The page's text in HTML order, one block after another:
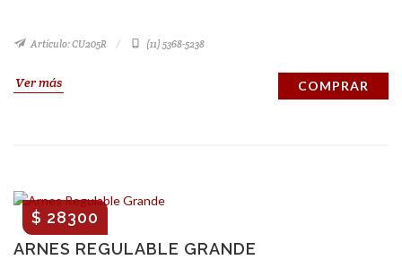
Artículo: CU205R (11) 5368-5238
Ver más COMPRAR
ARNES REGULABLE GRANDE
$ 28300